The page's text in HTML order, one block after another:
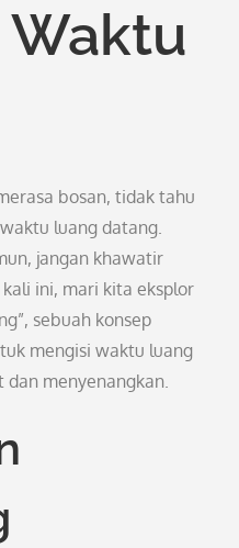
bosan, tidak tahu
luang datang.
jangan khawatir
ini, mari kita eksplor
sebuah konsep
mengisi waktu luang
menyenangkan.